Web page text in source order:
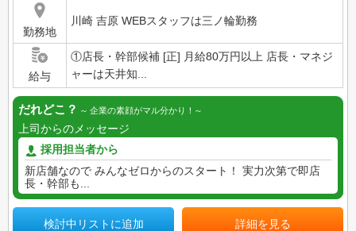
勤務地
川崎 吉原 WEBスタッフは三ノ輪勤務
給与
①店長・幹部候補 [正] 月給80万円以上 店長・マネジ
ャーは天井知...
だれどこ？ 企業の素顔がマル分かり！
上司からのメッセージ
採用担当者から
新店舗なので みんなゼロからのスタート！ 実力次第で即店
長・幹部も...
検討中リストに追加 詳細を見る